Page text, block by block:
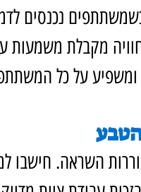
נכנסים
מקבלת משמעות
על כל
השראה. חישבו